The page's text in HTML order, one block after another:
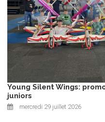
Young Silent Wings:
juniors
mercredi 29 juillet 2026